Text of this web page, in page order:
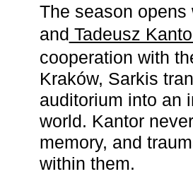
The season opens
and Tadeusz
cooperation with
Kraków, Sarkis
auditorium into an
world. Kantor
memory, and
within them.